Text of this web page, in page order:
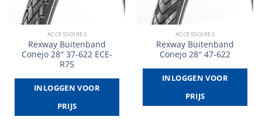
ACCESSOIRES
Rexway Buitenband
Conejo 28″ 37-622 ECE-
R75
INLOGGEN VOOR
PRIJS
ACCESSOIRES
Rexway Buitenband
Conejo 28″ 47-622
INLOGGEN VOOR
PRIJS